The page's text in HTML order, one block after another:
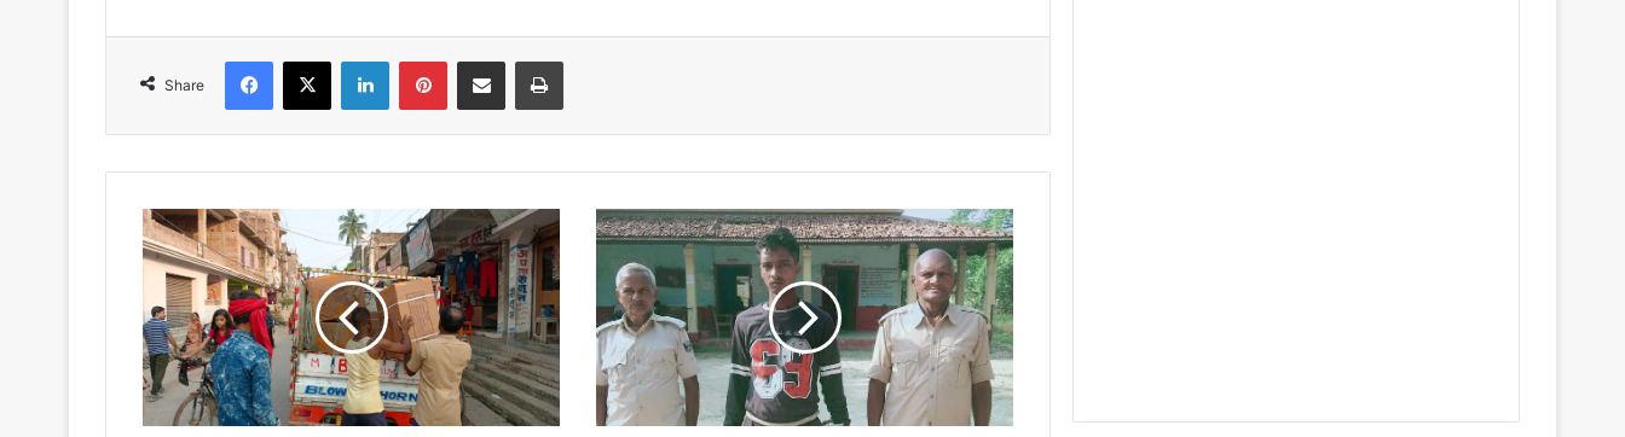
Share
Facebook
X LinkedInPinterestShare via Email Print
मधुबनी
शहर
से
मात्रा
में
अवैध
पटाखें
बरामद,दुकान
मां
के
साथ
मारपीट
करने
वाला
पुत्र
गिरफ्तार